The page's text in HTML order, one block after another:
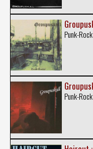
Punk-Rock
Punk-Rock